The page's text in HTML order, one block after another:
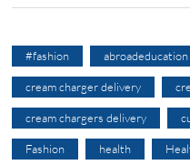
#fashion abroadeducation
cream charger delivery
cream chargers delivery
Fashion health